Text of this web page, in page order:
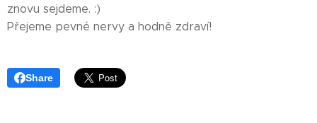
znovu sejdeme. :)
Přejeme pevné nervy a hodně zdraví!
Share